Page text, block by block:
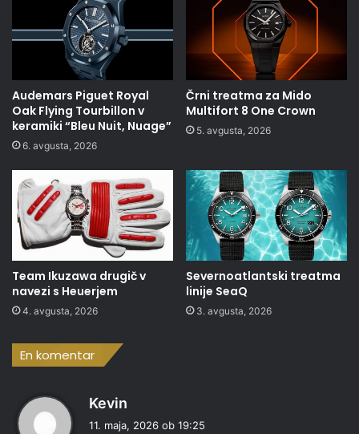
Audemars Piguet Royal
Oak Flying Tourbillon v
keramiki “Bleu Nuit, Nuage”
6. avgusta, 2026
Črni treatma za Mido
Multifort 8 One Crown
5. avgusta, 2026
Team Ikuzawa drugič v
navezi s Heuerjem
4. avgusta, 2026
Severnoatlantski treatma
linije SeaQ
3. avgusta, 2026
En komentar
Kevin
11. maja, 2026 ob 19:25